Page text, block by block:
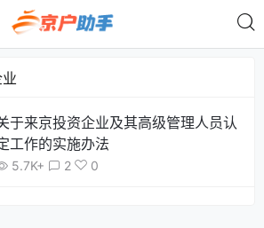
于来京投资企业及其高级管理人员认
工作的实施办法
5.7K+ 2 0